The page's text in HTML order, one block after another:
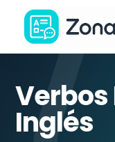
Saltar
contenido
Ir
la
portada
Verbos
Inglés